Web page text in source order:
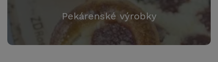
Pekárenské výrobky